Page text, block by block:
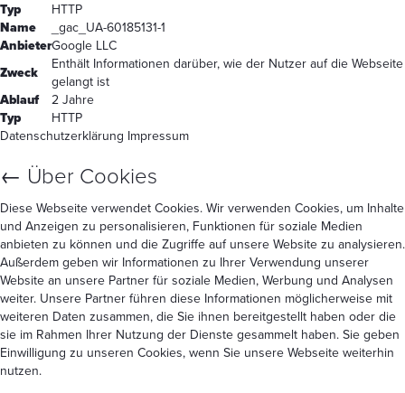
Typ
HTTP
Name
_gac_UA-60185131-1
AnbieterGoogle LLC
Zweck
Enthält Informationen darüber, wie der Nutzer auf die Webseite
gelangt ist
Ablauf
2 Jahre
Typ
HTTP
Datenschutzerklärung Impressum
← Über Cookies
Diese Webseite verwendet Cookies. Wir verwenden Cookies, um Inhalte
und Anzeigen zu personalisieren, Funktionen für soziale Medien
anbieten zu können und die Zugriffe auf unsere Website zu analysieren.
Außerdem geben wir Informationen zu Ihrer Verwendung unserer
Website an unsere Partner für soziale Medien, Werbung und Analysen
weiter. Unsere Partner führen diese Informationen möglicherweise mit
weiteren Daten zusammen, die Sie ihnen bereitgestellt haben oder die
sie im Rahmen Ihrer Nutzung der Dienste gesammelt haben. Sie geben
Einwilligung zu unseren Cookies, wenn Sie unsere Webseite weiterhin
nutzen.